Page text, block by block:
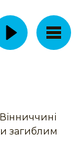
загиблим